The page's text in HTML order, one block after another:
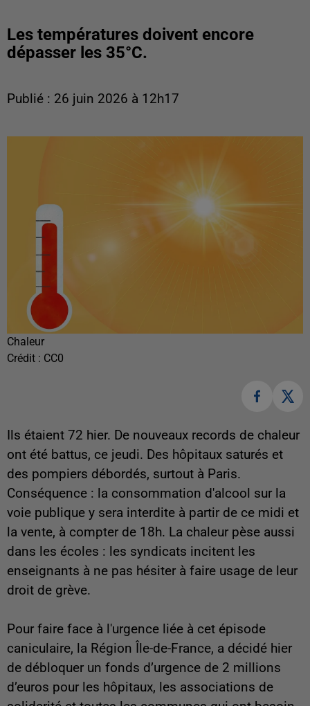
Les températures doivent encore
dépasser les 35°C.
Publié : 26 juin 2026 à 12h17
Chaleur
Crédit : CC0
Ils étaient 72 hier. De nouveaux records de chaleur
ont été battus, ce jeudi. Des hôpitaux saturés et
des pompiers débordés, surtout à Paris.
Conséquence : la consommation d'alcool sur la
voie publique y sera interdite à partir de ce midi et
la vente, à compter de 18h. La chaleur pèse aussi
dans les écoles : les syndicats incitent les
enseignants à ne pas hésiter à faire usage de leur
droit de grève.
Pour faire face à l'urgence liée à cet épisode
caniculaire, la Région Île-de-France, a décidé hier
de débloquer un fonds d’urgence de 2 millions
d’euros pour les hôpitaux, les associations de